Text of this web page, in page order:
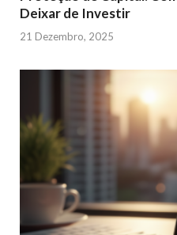
Deixar de Investir
21 Dezembro, 2025